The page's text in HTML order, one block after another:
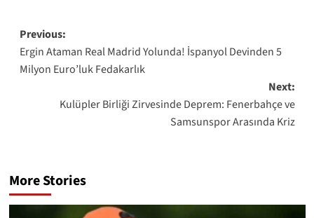
Post
navigation
Previous:
Ergin Ataman Real Madrid Yolunda! İspanyol Devinden 5
Milyon Euro’luk Fedakarlık
Next:
Kulüpler Birliği Zirvesinde Deprem: Fenerbahçe ve
Samsunspor Arasında Kriz
More Stories